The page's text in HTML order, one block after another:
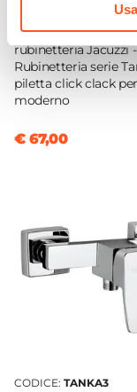
Installazione
Monoforo
Attacchi
G3/8"
Per piletta
Cromata
Flessibili Di
Inclusi
8 L/min
Miscelatore per
rubinetteria Jacuzzi -
Rubinetteria serie
piletta click clack
moderno
€ 67,00
CODICE: TANKA3